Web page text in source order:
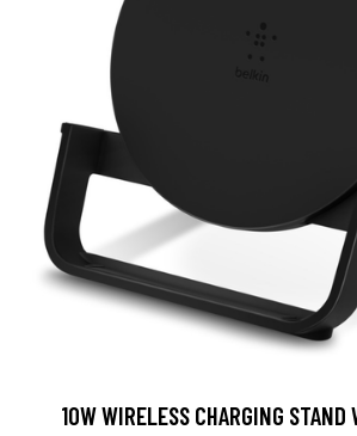
10W WIRELESS CHARGING